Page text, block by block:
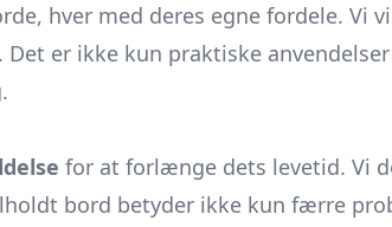
hver med deres egne fordele.
er ikke kun praktiske
for at forlænge dets levetid. Vi
bord betyder ikke kun færre